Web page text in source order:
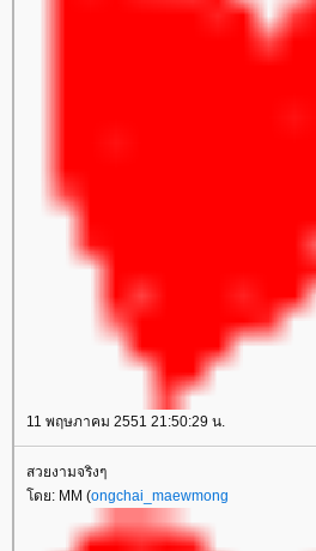
11 พฤษภาคม 2551 21:50:29 น.
สวยงามจริงๆ
ดย: MM (ongchai_maewmong